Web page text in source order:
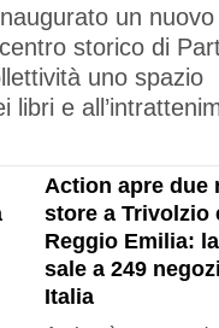
un
storico di
uno spazio
libri e
Action apre due
store a Trivolzio
Reggio Emilia:
sale a 249
Italia